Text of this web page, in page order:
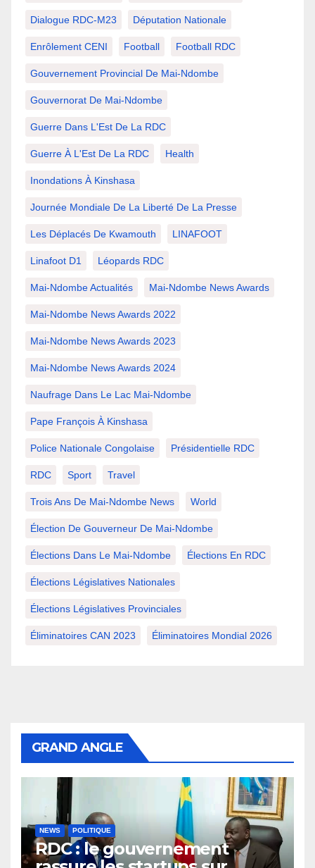
Dialogue RDC-M23 Députation Nationale
Enrôlement CENI Football Football RDC
Gouvernement Provincial De Mai-Ndombe
Gouvernorat De Mai-Ndombe
Guerre Dans L'Est De La RDC
Guerre À L'Est De La RDC Health
Inondations À Kinshasa
Journée Mondiale De La Liberté De La Presse
Les Déplacés De Kwamouth LINAFOOT
Linafoot D1 Léopards RDC
Mai-Ndombe Actualités Mai-Ndombe News Awards
Mai-Ndombe News Awards 2022
Mai-Ndombe News Awards 2023
Mai-Ndombe News Awards 2024
Naufrage Dans Le Lac Mai-Ndombe
Pape François À Kinshasa
Police Nationale Congolaise Présidentielle RDC
RDC Sport Travel
Trois Ans De Mai-Ndombe News World
Élection De Gouverneur De Mai-Ndombe
Élections Dans Le Mai-Ndombe Élections En RDC
Élections Législatives Nationales
Élections Législatives Provinciales
Éliminatoires CAN 2023 Éliminatoires Mondial 2026
GRAND ANGLE
NEWS POLITIQUE
RDC : le gouvernement